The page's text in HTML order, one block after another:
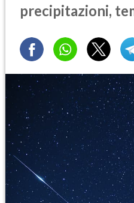
precipitazioni,